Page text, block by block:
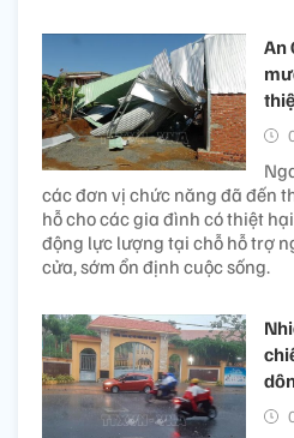
An
các đơn vị chức năng đã đến
hỗ cho các gia đình có thiệt
động lực lượng tại chỗ hỗ trợ
cửa, sớm ổn định cuộc sống.